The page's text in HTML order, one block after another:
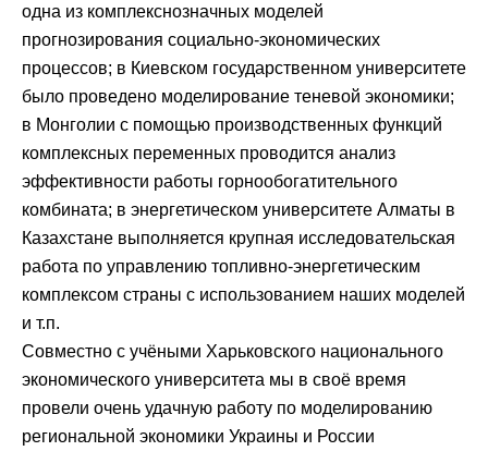
одна из комплекснозначных моделей
прогнозирования социально-экономических
процессов; в Киевском государственном университете
было проведено моделирование теневой экономики;
в Монголии с помощью производственных функций
комплексных переменных проводится анализ
эффективности работы горнообогатительного
комбината; в энергетическом университете Алматы в
Казахстане выполняется крупная исследовательская
работа по управлению топливно-энергетическим
комплексом страны с использованием наших моделей
и т.п.
Совместно с учёными Харьковского национального
экономического университета мы в своё время
провели очень удачную работу по моделированию
региональной экономики Украины и России